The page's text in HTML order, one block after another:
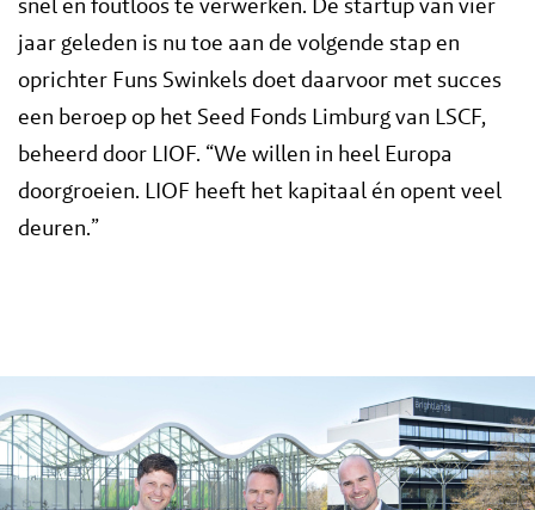
jaar geleden is nu toe aan de volgende stap en
oprichter Funs Swinkels doet daarvoor met succes
een beroep op het Seed Fonds Limburg van LSCF,
beheerd door LIOF. “We willen in heel Europa
doorgroeien. LIOF heeft het kapitaal én opent veel
deuren.”